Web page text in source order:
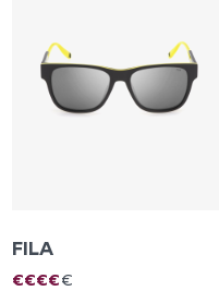
FILA
€€€€€